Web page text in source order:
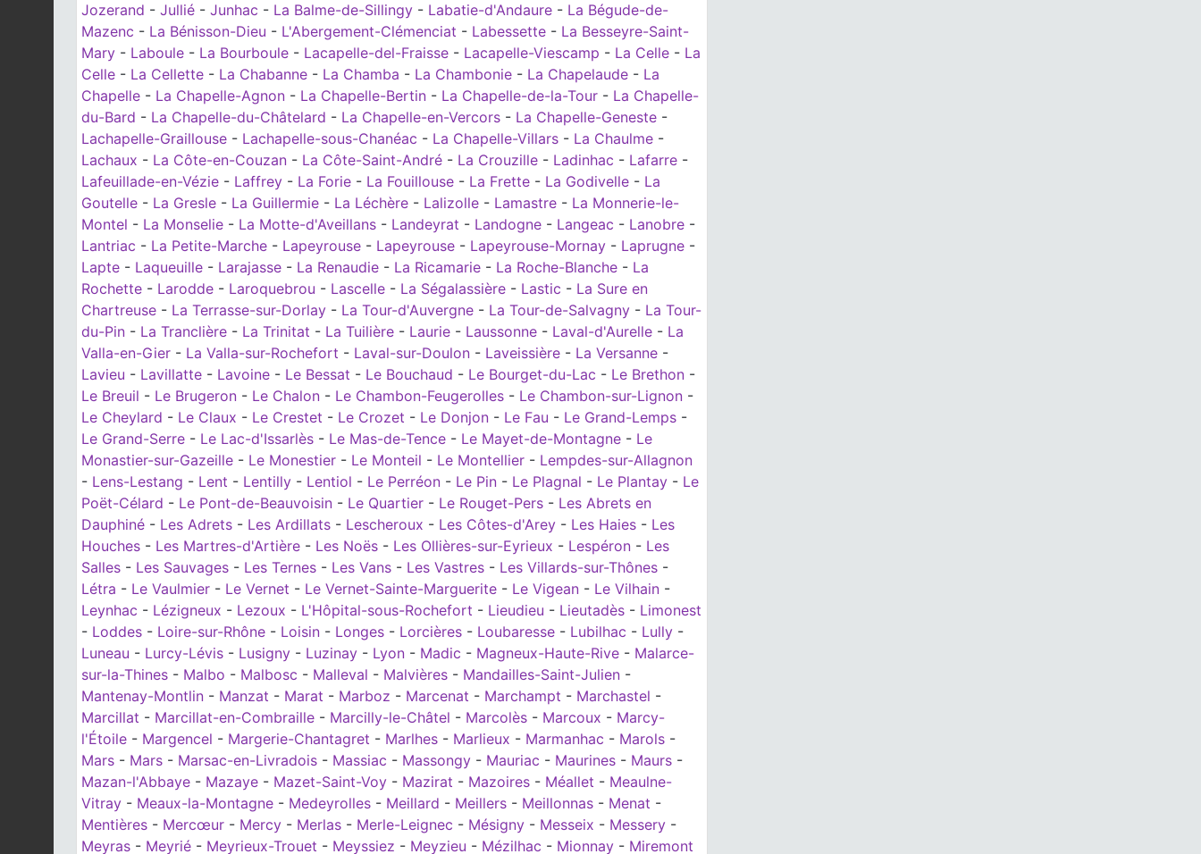
Jozerand - Jullié - Junhac - La Balme-de-Sillingy - Labatie-d'Andaure - La Bégude-de-
Mazenc - La Bénisson-Dieu - L'Abergement-Clémenciat - Labessette - La Besseyre-Saint-
Mary - Laboule - La Bourboule - Lacapelle-del-Fraisse - Lacapelle-Viescamp - La Celle - La
Celle - La Cellette - La Chabanne - La Chamba - La Chambonie - La Chapelaude - La
Chapelle - La Chapelle-Agnon - La Chapelle-Bertin - La Chapelle-de-la-Tour - La Chapelle-
du-Bard - La Chapelle-du-Châtelard - La Chapelle-en-Vercors - La Chapelle-Geneste -
Lachapelle-Graillouse - Lachapelle-sous-Chanéac - La Chapelle-Villars - La Chaulme -
Lachaux - La Côte-en-Couzan - La Côte-Saint-André - La Crouzille - Ladinhac - Lafarre -
Lafeuillade-en-Vézie - Laffrey - La Forie - La Fouillouse - La Frette - La Godivelle - La
Goutelle - La Gresle - La Guillermie - La Léchère - Lalizolle - Lamastre - La Monnerie-le-
Montel - La Monselie - La Motte-d'Aveillans - Landeyrat - Landogne - Langeac - Lanobre -
Lantriac - La Petite-Marche - Lapeyrouse - Lapeyrouse - Lapeyrouse-Mornay - Laprugne -
Lapte - Laqueuille - Larajasse - La Renaudie - La Ricamarie - La Roche-Blanche - La
Rochette - Larodde - Laroquebrou - Lascelle - La Ségalassière - Lastic - La Sure en
Chartreuse - La Terrasse-sur-Dorlay - La Tour-d'Auvergne - La Tour-de-Salvagny - La Tour-
du-Pin - La Tranclière - La Trinitat - La Tuilière - Laurie - Laussonne - Laval-d'Aurelle - La
Valla-en-Gier - La Valla-sur-Rochefort - Laval-sur-Doulon - Laveissière - La Versanne -
Lavieu - Lavillatte - Lavoine - Le Bessat - Le Bouchaud - Le Bourget-du-Lac - Le Brethon -
Le Breuil - Le Brugeron - Le Chalon - Le Chambon-Feugerolles - Le Chambon-sur-Lignon -
Le Cheylard - Le Claux - Le Crestet - Le Crozet - Le Donjon - Le Fau - Le Grand-Lemps -
Le Grand-Serre - Le Lac-d'Issarlès - Le Mas-de-Tence - Le Mayet-de-Montagne - Le
Monastier-sur-Gazeille - Le Monestier - Le Monteil - Le Montellier - Lempdes-sur-Allagnon
- Lens-Lestang - Lent - Lentilly - Lentiol - Le Perréon - Le Pin - Le Plagnal - Le Plantay - Le
Poët-Célard - Le Pont-de-Beauvoisin - Le Quartier - Le Rouget-Pers - Les Abrets en
Dauphiné - Les Adrets - Les Ardillats - Lescheroux - Les Côtes-d'Arey - Les Haies - Les
Houches - Les Martres-d'Artière - Les Noës - Les Ollières-sur-Eyrieux - Lespéron - Les
Salles - Les Sauvages - Les Ternes - Les Vans - Les Vastres - Les Villards-sur-Thônes -
Létra - Le Vaulmier - Le Vernet - Le Vernet-Sainte-Marguerite - Le Vigean - Le Vilhain -
Leynhac - Lézigneux - Lezoux - L'Hôpital-sous-Rochefort - Lieudieu - Lieutadès - Limonest
- Loddes - Loire-sur-Rhône - Loisin - Longes - Lorcières - Loubaresse - Lubilhac - Lully -
Luneau - Lurcy-Lévis - Lusigny - Luzinay - Lyon - Madic - Magneux-Haute-Rive - Malarce-
sur-la-Thines - Malbo - Malbosc - Malleval - Malvières - Mandailles-Saint-Julien -
Mantenay-Montlin - Manzat - Marat - Marboz - Marcenat - Marchampt - Marchastel -
Marcillat - Marcillat-en-Combraille - Marcilly-le-Châtel - Marcolès - Marcoux - Marcy-
l'Étoile - Margencel - Margerie-Chantagret - Marlhes - Marlieux - Marmanhac - Marols -
Mars - Mars - Marsac-en-Livradois - Massiac - Massongy - Mauriac - Maurines - Maurs -
Mazan-l'Abbaye - Mazaye - Mazet-Saint-Voy - Mazirat - Mazoires - Méallet - Meaulne-
Vitray - Meaux-la-Montagne - Medeyrolles - Meillard - Meillers - Meillonnas - Menat -
Mentières - Mercœur - Mercy - Merlas - Merle-Leignec - Mésigny - Messeix - Messery -
Meyras - Meyrié - Meyrieux-Trouet - Meyssiez - Meyzieu - Mézilhac - Mionnay - Miremont